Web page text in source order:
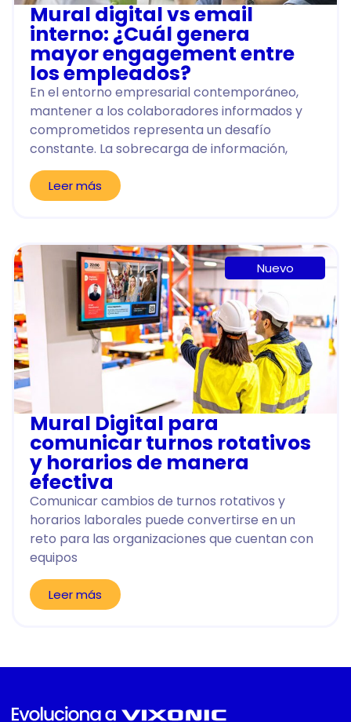
Mural digital vs email
interno: ¿Cuál genera
mayor engagement entre
los empleados?
En el entorno empresarial contemporáneo,
mantener a los colaboradores informados y
comprometidos representa un desafío
constante. La sobrecarga de información,
Leer más
Nuevo
Mural Digital para
comunicar turnos rotativos
y horarios de manera
efectiva
Comunicar cambios de turnos rotativos y
horarios laborales puede convertirse en un
reto para las organizaciones que cuentan con
equipos
Leer más